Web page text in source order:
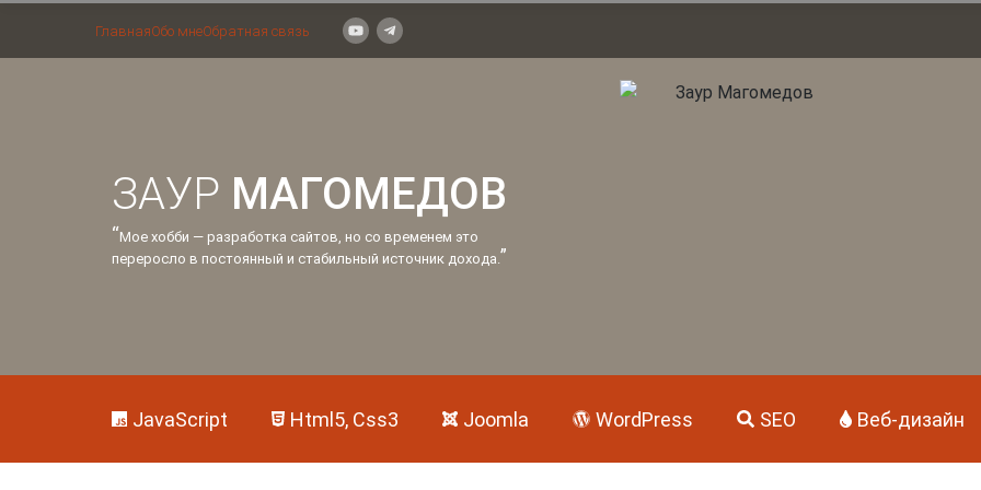
ГлавнаяОбо мнеОбратная связь
ЗАУР МАГОМЕДОВ
“Мое хобби — разработка сайтов, но со временем это
переросло в постоянный и стабильный источник дохода.”
JavaScript Html5, Css3 Joomla WordPress SEO Веб-дизайн